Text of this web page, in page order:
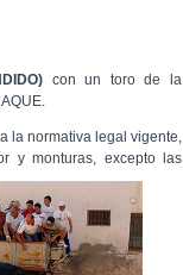
con un toro de la
la normativa legal vigente,
y monturas, excepto las